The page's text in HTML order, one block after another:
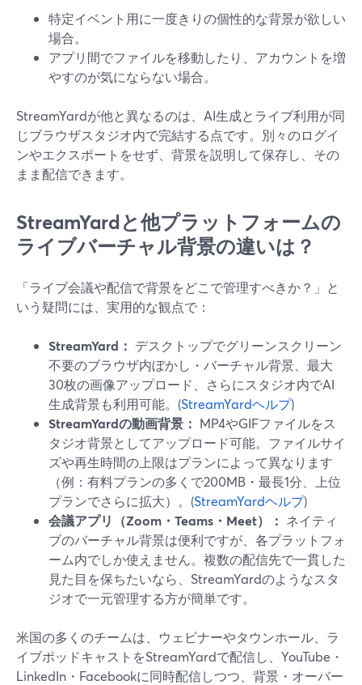
特定イベント用に一度きりの個性的な背景が欲しい
場合。
アプリ間でファイルを移動したり、アカウントを増
やすのが気にならない場合。
StreamYardが他と異なるのは、AI生成とライブ利用が同
じブラウザスタジオ内で完結する点です。別々のログイ
ンやエクスポートをせず、背景を説明して保存し、その
まま配信できます。
StreamYardと他プラットフォームの
ライブバーチャル背景の違いは？
「ライブ会議や配信で背景をどこで管理すべきか？」と
いう疑問には、実用的な観点で：
StreamYard： デスクトップでグリーンスクリーン
不要のブラウザ内ぼかし・バーチャル背景、最大
30枚の画像アップロード、さらにスタジオ内でAI
生成背景も利用可能。(StreamYardヘルプ)
StreamYardの動画背景： MP4やGIFファイルをス
タジオ背景としてアップロード可能。ファイルサイ
ズや再生時間の上限はプランによって異なります
（例：有料プランの多くで200MB・最長1分、上位
プランでさらに拡大）。(StreamYardヘルプ)
会議アプリ（Zoom・Teams・Meet）： ネイティ
ブのバーチャル背景は便利ですが、各プラットフォ
ーム内でしか使えません。複数の配信先で一貫した
見た目を保ちたいなら、StreamYardのようなスタ
ジオで一元管理する方が簡単です。
米国の多くのチームは、ウェビナーやタウンホール、ラ
イブポッドキャストをStreamYardで配信し、YouTube・
LinkedIn・Facebookに同時配信しつつ、背景・オーバー